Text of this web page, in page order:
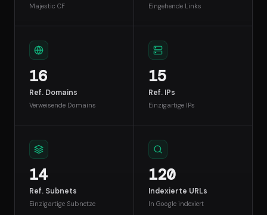
Majestic CF Eingehende Links
16
Ref. Domains
Verweisende Domains
15
Ref. IPs
Einzigartige IPs
14
Ref. Subnets
Einzigartige Subnetze
120
Indexierte URLs
In Google indexiert